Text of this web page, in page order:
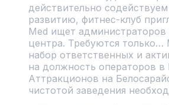
действительно
развитию, фитнес-клуб
Med ищет администраторов
центра. Требуются
набор ответственных и
на должность операторов в
Аттракционов на
чистотой заведения